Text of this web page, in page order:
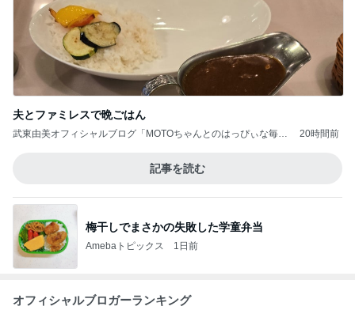
夫とファミレスで晩ごはん
武東由美オフィシャルブログ「MOTOちゃんとのはっぴぃな毎
20時間前
記事を読む
梅干しでまさかの失敗した学童弁当
Amebaトピックス 1日前
オフィシャルブロガーランキング